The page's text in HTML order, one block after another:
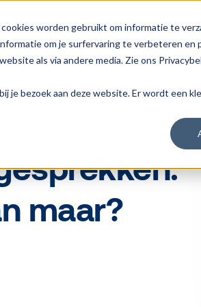
worden gebruikt om informatie te
om je surfervaring te verbeteren en
als via andere media. Zie ons
je bezoek aan deze website. Er wordt een
maar?